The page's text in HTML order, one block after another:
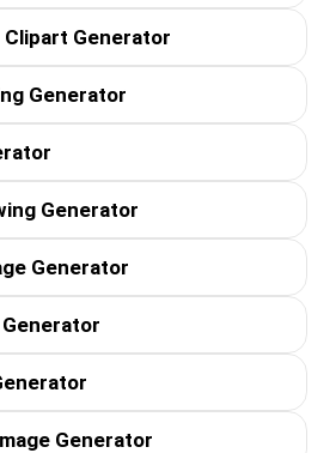
Clipart Generator
Generator
Generator
Generator
Generator